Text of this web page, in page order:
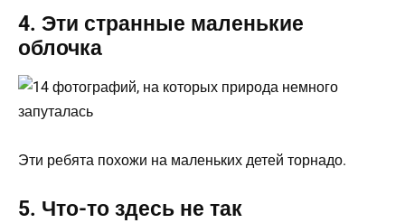
4. Эти странные маленькие
облочка
Эти ребята похожи на маленьких детей торнадо.
5. Что-то здесь не так